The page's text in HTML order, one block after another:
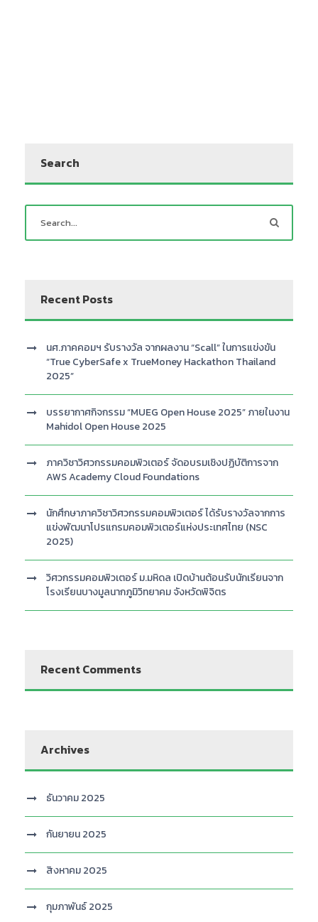
Search
Recent Posts
นศ.ภาคคอมฯ รับรางวัล จากผลงาน “Scall” ในการแข่งขัน
“True CyberSafe x TrueMoney Hackathon Thailand
2025”
บรรยากาศกิจกรรม “MUEG Open House 2025” ภายในงาน
Mahidol Open House 2025
ภาควิชาวิศวกรรมคอมพิวเตอร์ จัดอบรมเชิงปฏิบัติการจาก
AWS Academy Cloud Foundations
นักศึกษาภาควิชาวิศวกรรมคอมพิวเตอร์ ได้รับรางวัลจากการ
แข่งพัฒนาโปรแกรมคอมพิวเตอร์แห่งประเทศไทย (NSC
2025)
วิศวกรรมคอมพิวเตอร์ ม.มหิดล เปิดบ้านต้อนรับนักเรียนจาก
โรงเรียนบางมูลนากภูมิวิทยาคม จังหวัดพิจิตร
Recent Comments
Archives
ธันวาคม 2025
กันยายน 2025
สิงหาคม 2025
กุมภาพันธ์ 2025